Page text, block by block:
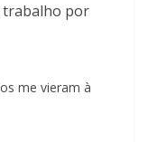
trabalho por
me vieram à